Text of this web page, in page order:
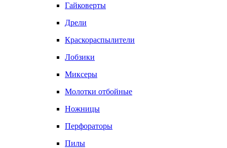
Гайковерты
Дрели
Краскораспылители
Лобзики
Миксеры
Молотки отбойные
Ножницы
Перфораторы
Пилы